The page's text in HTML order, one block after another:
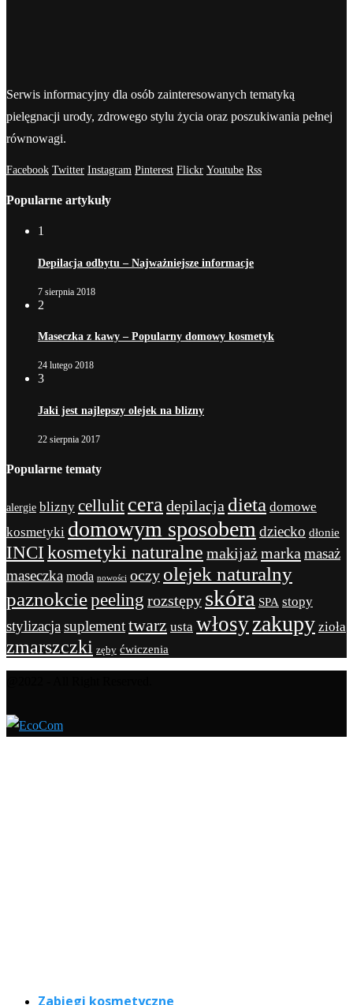
Serwis informacyjny dla osób zainteresowanych tematyką
pielęgnacji urody, zdrowego stylu życia oraz poszukiwania pełnej
równowagi.
Facebook Twitter Instagram Pinterest Flickr Youtube Rss
Popularne artykuły
1
Depilacja odbytu – Najważniejsze informacje
7 sierpnia 2018
2
Maseczka z kawy – Popularny domowy kosmetyk
24 lutego 2018
3
Jaki jest najlepszy olejek na blizny
22 sierpnia 2017
Popularne tematy
alergie blizny cellulit ceradepilacja dieta domowe
kosmetyki domowym sposobemdziecko dłonie
INCI kosmetyki naturalne makijażmarkamasaż
maseczka moda nowości oczy olejek naturalny
paznokciepeeling rozstępy skóra SPA stopy
stylizacjasuplementtwarz usta włosyzakupy zioła
zmarszczki zęby ćwiczenia
Zabiegi kosmetyczne